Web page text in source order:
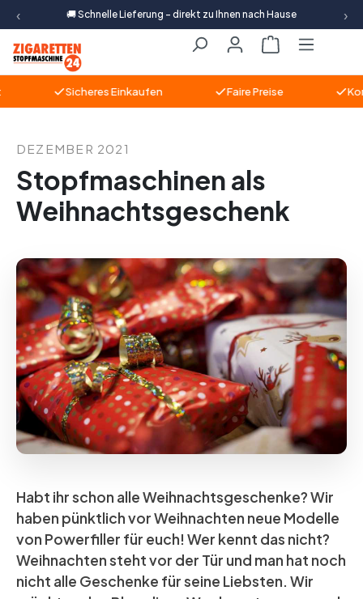
Zum Hauptinhalt springen
‹ 🚚 Schnelle Lieferung – direkt zu Ihnen nach Hause ›
Warenkorb
Sicheres Einkaufen Faire Preise
DEZEMBER 2021
Stopfmaschinen als
Weihnachtsgeschenk
Habt ihr schon alle Weihnachtsgeschenke? Wir
haben pünktlich vor Weihnachten neue Modelle
von Powerfiller für euch! Wer kennt das nicht?
Weihnachten steht vor der Tür und man hat noch
nicht alle Geschenke für seine Liebsten. Wir